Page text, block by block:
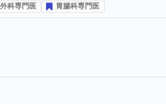
科専門医 胃腸科専門医
票数